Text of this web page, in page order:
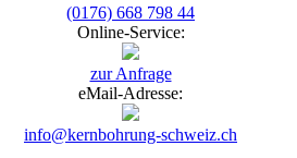
(0176) 668 798 44
Online-Service:
zur Anfrage
eMail-Adresse:
info@kernbohrung-schweiz.ch